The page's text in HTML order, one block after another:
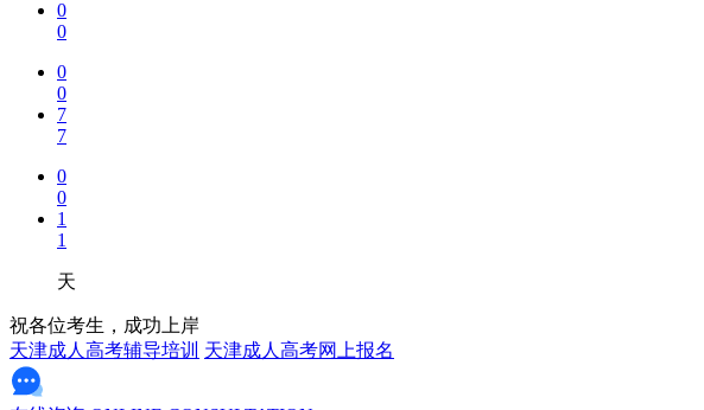
0
0
0
0
7
7
0
0
1
1
天
祝各位考生，成功上岸
天津成人高考辅导培训 天津成人高考网上报名